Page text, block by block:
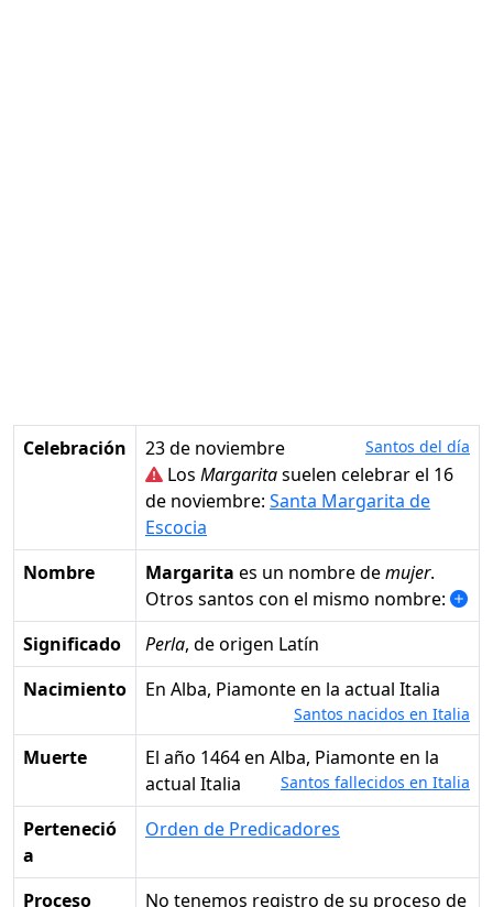
Celebración 23 de noviembre Santos del día
Los Margaritasuelen celebrar el 16
de noviembre: Santa Margarita de
Escocia
Nombre
Margarita es un nombre demujer.
Otros santos con el mismo nombre:
Significado
Perla, de origen Latín
Nacimiento
en Alba, Piamonte en la actual Italia
Santos nacidos en Italia
Muerte
el año 1464 en Alba, Piamonte en la
actual Italia
Santos fallecidos en Italia
Perteneció
a
Orden de Predicadores
Proceso No tenemos registro de su proceso de